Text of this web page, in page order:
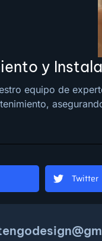
y
equipo de
Twitter